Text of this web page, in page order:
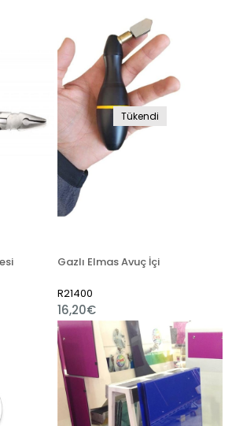
Tükendi
Gazlı Elmas Avuç İçi
R21400
16,20€